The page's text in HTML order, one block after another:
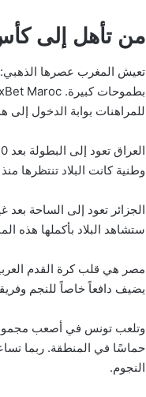
من تأهل إلى كأس
للمراهنات بوابة الدخول إلى
وطنية كانت البلاد تنتظرها
ستشاهد البلاد بأكملها هذه
مصر هي قلب كرة القدم
يضيف دافعاً خاصاً للنجم
وتلعب تونس في أصعب
حماسًا في المنطقة. ربما
النجوم.